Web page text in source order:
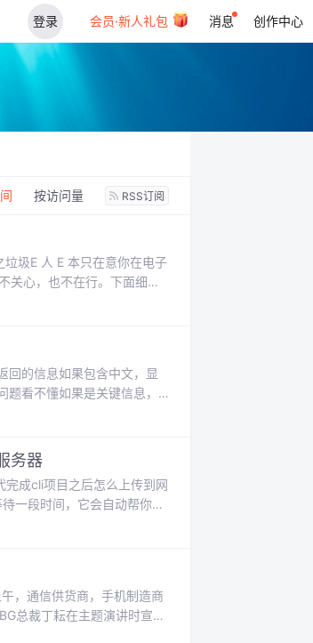
登录 会员·新人礼包 消息 创作中心
按访问量 RSS订阅
圾E 人 E 本只在意你在电子
心，也不在行。下面细述1
保存草稿功能，手写办公系
回的信息如果包含中文，显
看不懂如果是关键信息，
务器
成cli项目之后怎么上传到网
一段时间，它会自动帮你打
dist上传到网站服务器就
，通信供货商，手机制造商
总裁丁耘在主题演讲时宣
力、带宽等方面均取代突